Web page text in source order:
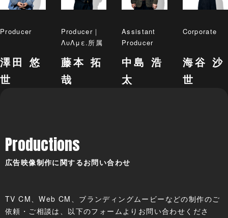
Producer
澤田 悠
世
Producer｜
ΛυΛμε.所属
藤本 拓
哉
Assistant
Producer
中島 浩
太
Corporate
海谷 沙
世
広告映像制作に関するお問い合わせ
Productions
TV CM、Web CM、ブランディングムービーなどの制作のご
依頼・ご相談は、以下のフォームよりお問い合わせくださ